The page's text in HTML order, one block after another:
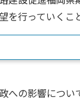
行っていくこ
の影響につい